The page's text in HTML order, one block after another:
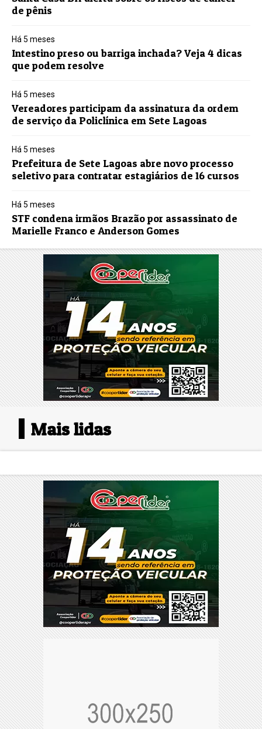
de pênis
Há 5 meses
Intestino preso ou barriga inchada? Veja 4 dicas
que podem resolve
Há 5 meses
Vereadores participam da assinatura da ordem
de serviço da Policlínica em Sete Lagoas
Há 5 meses
Prefeitura de Sete Lagoas abre novo processo
seletivo para contratar estagiários de 16 cursos
Há 5 meses
STF condena irmãos Brazão por assassinato de
Marielle Franco e Anderson Gomes
Mais lidas